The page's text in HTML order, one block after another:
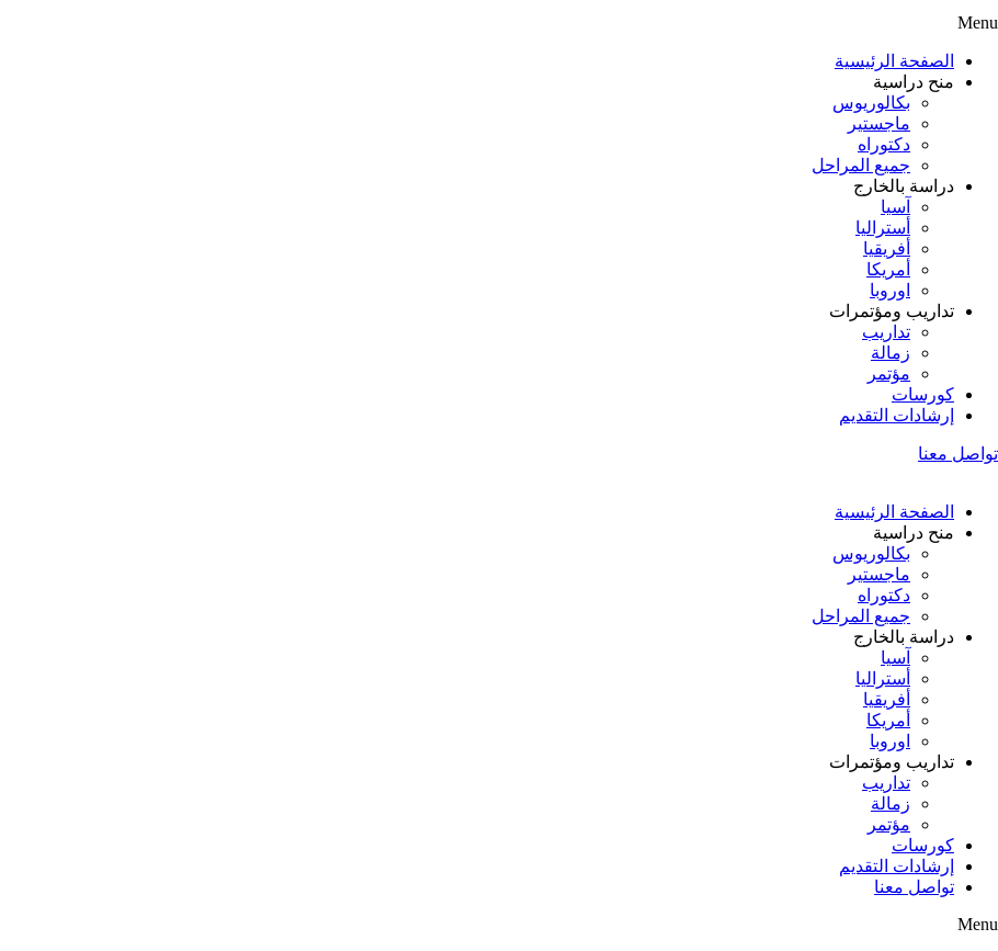
Menu
الصفحة الرئيسية
منح دراسية
بكالوريوس
ماجستير
دكتوراه
جميع المراحل
دراسة بالخارج
آسيا
أستراليا
أفريقيا
أمريكا
اوروبا
تداريب ومؤتمرات
تداريب
زمالة
مؤتمر
كورسات
إرشادات التقديم
تواصل معنا
الصفحة الرئيسية
منح دراسية
بكالوريوس
ماجستير
دكتوراه
جميع المراحل
دراسة بالخارج
آسيا
أستراليا
أفريقيا
أمريكا
اوروبا
تداريب ومؤتمرات
تداريب
زمالة
مؤتمر
كورسات
إرشادات التقديم
تواصل معنا
Menu